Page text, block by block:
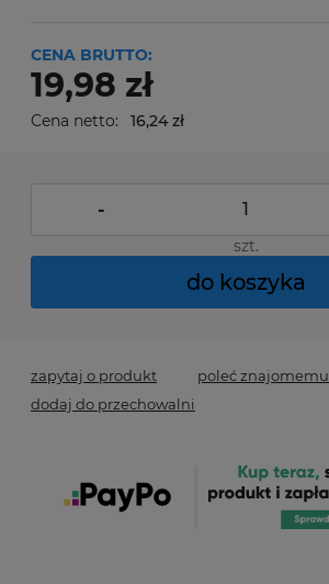
CENA BRUTTO:
19,98 zł
Cena netto: 16,24 zł
-
szt.
do koszyka
zapytaj o produkt poleć znajomemu
dodaj do przechowalni